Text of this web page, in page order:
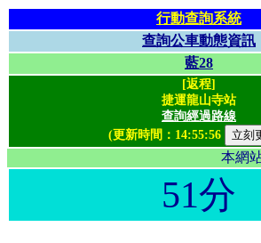
行動查詢系統
查詢公車動態資訊
藍28
[返程]
捷運龍山寺站
查詢經過路線
(更新時間： 14:55:56
本網
51分